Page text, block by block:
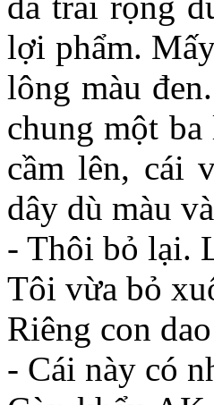
lợi phẩm.
lông màu
chung một
cầm lên, cái
dây dù màu
- Thôi bỏ lại.
Tôi vừa bỏ
Riêng con
- Cái này có